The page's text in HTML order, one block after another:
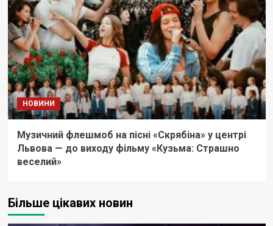
НОВИНИ
Музичний флешмоб на пісні «Скрябіна» у центрі
Львова — до виходу фільму «Кузьма: Страшно
веселий»
Більше цікавих новин